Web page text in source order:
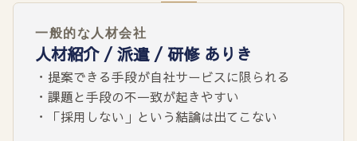
一般的な人材会社
人材紹介 / 派遣 / 研修 ありき
・提案できる手段が自社サービスに限られる
・課題と手段の不一致が起きやすい
・「採用しない」という結論は出てこない